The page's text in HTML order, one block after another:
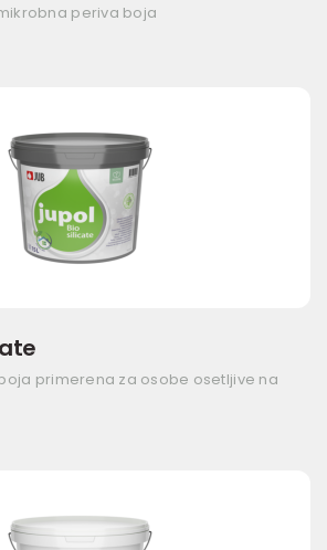
periva boja
primerena za osobe osetljive na